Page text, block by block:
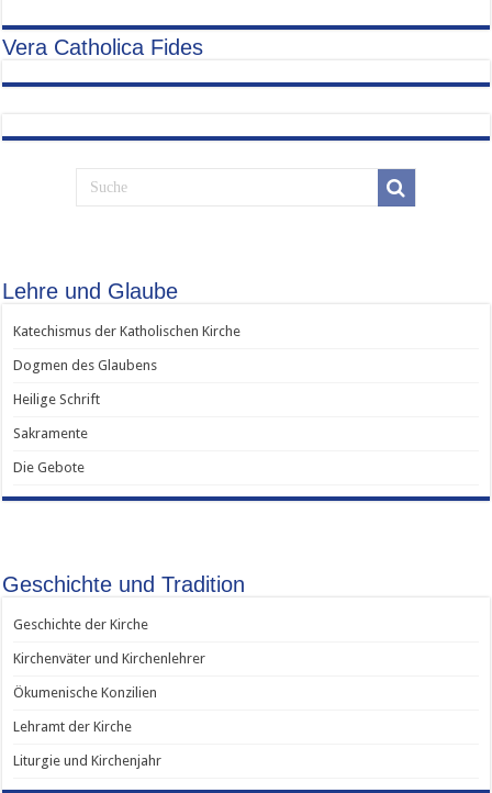
Vera Catholica Fides
Lehre und Glaube
Katechismus der Katholischen Kirche
Dogmen des Glaubens
Heilige Schrift
Sakramente
Die Gebote
Geschichte und Tradition
Geschichte der Kirche
Kirchenväter und Kirchenlehrer
Ökumenische Konzilien
Lehramt der Kirche
Liturgie und Kirchenjahr